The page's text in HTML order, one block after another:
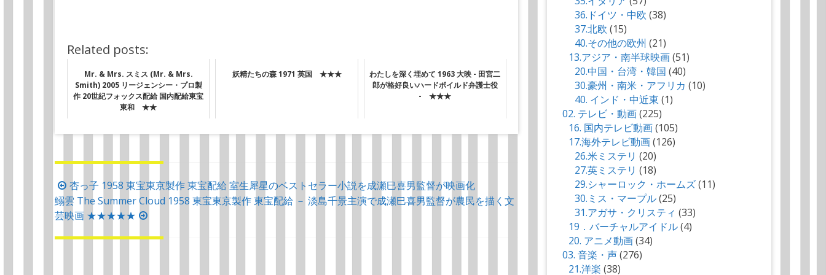
Related posts:
Mr. & Mrs. スミス (Mr. & Mrs.
Smith) 2005 リージェンシー・プロ製
作 20世紀フォックス配給 国内配給東宝
東和 ★★
妖精たちの森 1971 英国 ★★★
わたしを深く埋めて 1963 大映 - 田宮二
郎が格好良いハードボイルド弁護士役
- ★★★
投
稿
ナ
ビ
杏っ子 1958 東宝東京製作 東宝配給 室生犀星のベストセラー小説を成瀬巳喜男監督が映画化
鰯雲 The Summer Cloud 1958 東宝東京製作 東宝配給 － 淡島千景主演で成瀬巳喜男監督が農民を描く文
芸映画 ★★★★★
36.ドイツ・中欧 (38)
37.北欧 (15)
40.その他の欧州 (21)
13.アジア・南半球映画(51)
20.中国・台湾・韓国 (40)
30.豪州・南米・アフリカ (10)
40. インド・中近東 (1)
02. テレビ・動画(225)
16. 国内テレビ動画(105)
17.海外テレビ動画(126)
26.米ミステリ (20)
27.英ミステリ (18)
29.シャーロック・ホームズ(11)
30.ミス・マープル(25)
31.アガサ・クリスティ (33)
19．バーチャルアイドル(4)
20. アニメ動画(34)
03. 音楽・声(276)
21.洋楽 (38)